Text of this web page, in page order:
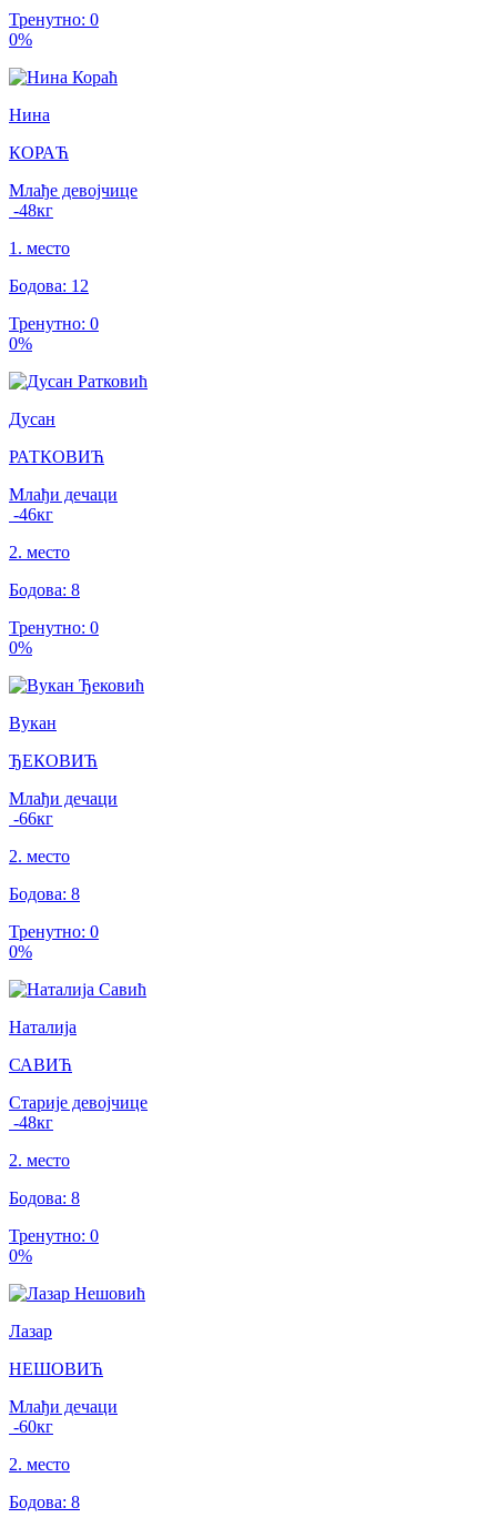
Тренутно: 0
0%
Нина
КОРАЋ
Млађе девојчице
-48кг
1 . место
Бодова: 12
Тренутно: 0
0%
Дусан
РАТКОВИЋ
Млађи дечаци
-46кг
2. место
Бодова: 8
Тренутно: 0
0%
Вукан
ЂЕКОВИЋ
Млађи дечаци
-66кг
2. место
Бодова: 8
Тренутно: 0
0%
Наталија
САВИЋ
Старије девојчице
-48кг
2. место
Бодова: 8
Тренутно: 0
0%
Лазар
НЕШОВИЋ
Млађи дечаци
-60кг
2. место
Бодова: 8